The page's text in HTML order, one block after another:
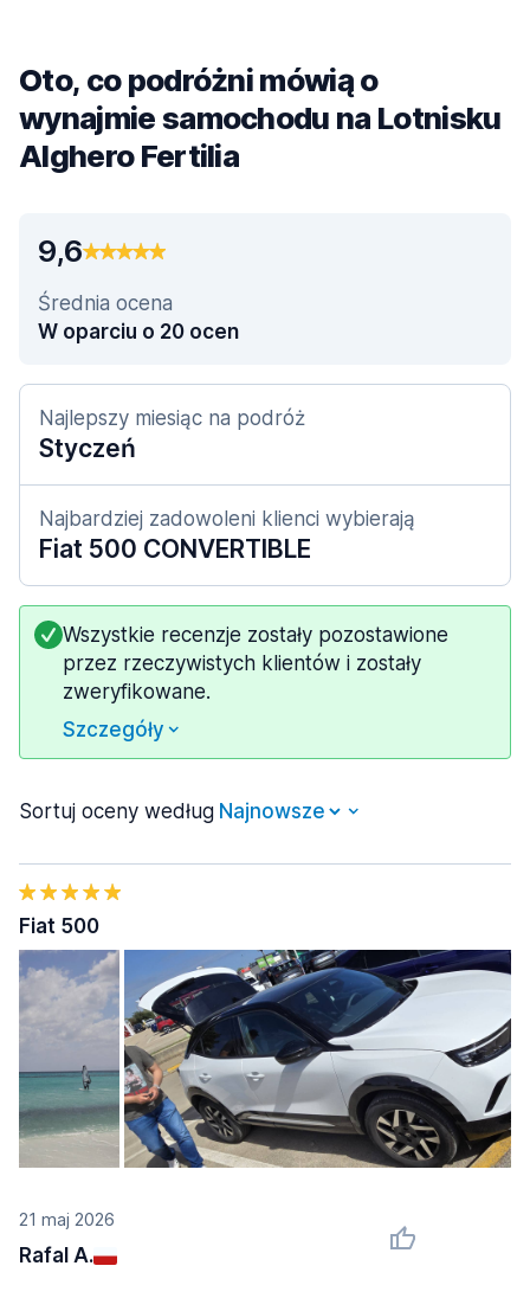
Oto, co podróżni mówią o
wynajmie samochodu na Lotnisku
Alghero Fertilia
9,6
Średnia ocena
W oparciu o 20 ocen
Najlepszy miesiąc na podróż
Styczeń
Najbardziej zadowoleni klienci wybierają
Fiat 500 CONVERTIBLE
Wszystkie recenzje zostały pozostawione
przez rzeczywistych klientów i zostały
zweryfikowane.
Szczegóły
Sortuj oceny według
21 maj 2026
Rafal A.
Fiat 500